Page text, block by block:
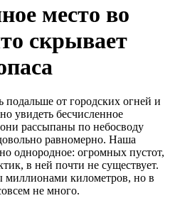
место во
скрывает
подальше от городских огней и
увидеть бесчисленное
рассыпаны по небосводу
равномерно. Наша
однородное: огромных пустот,
в ней почти не существует.
миллионами километров, но в
не много.